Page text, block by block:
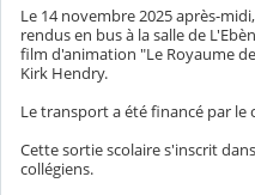
Le 14 novembre 2025 après-
rendus en bus à la salle de
film d'animation "Le Royaume
Kirk Hendry.
Le transport a été financé par le
Cette sortie scolaire s'inscrit
collégiens.